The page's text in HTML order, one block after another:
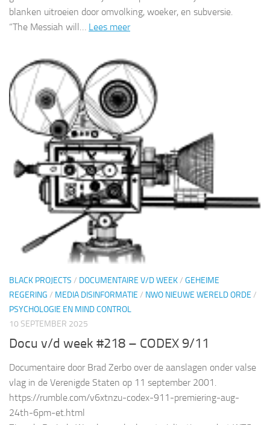
blanken uitroeien door omvolking, woeker, en subversie.
“The Messiah will… Lees meer
BLACK PROJECTS / DOCUMENTAIRE V/D WEEK/ GEHEIME
REGERING / MEDIA DISINFORMATIE / NWO NIEUWE WERELD ORDE /
PSYCHOLOGIE EN MIND CONTROL
10 SEPTEMBER 2025
Docu v/d week #218 – CODEX 9/11
Documentaire door Brad Zerbo over de aanslagen onder valse
vlag in de Verenigde Staten op 11 september 2001.
https://rumble.com/v6xtnzu-codex-911-premiering-aug-
24th-6pm-et.html